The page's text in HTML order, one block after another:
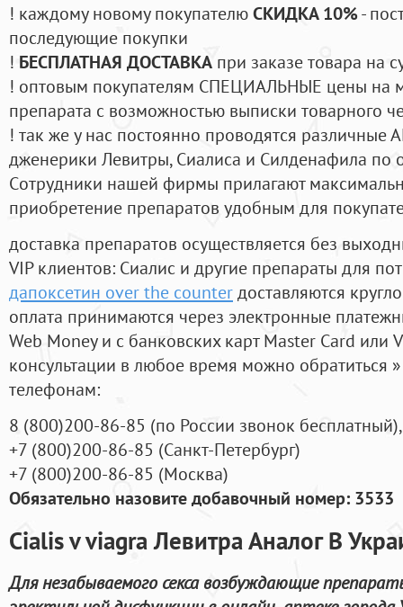
! каждому новому покупателюСКИДКА 10%-
последующие покупки
! БЕСПЛАТНАЯ ДОСТАВКА при заказе товара на
! оптовым покупателям СПЕЦИАЛЬНЫЕ цены на
препарата с возможностью выписки товарного
! так же у нас постоянно проводятся
дженерики Левитры, Сиалиса и Силденафила по
Cотрудники нашей фирмы прилагают
приобретение препаратов удобным для
доставка препаратов осуществляется без
VIP клиентов: Сиалис и другие препараты для
дапоксетин over the counterдоставляются
оплата принимаются через электронные
Web Money и с банковских карт Master Card или
консультации в любое время можно обратиться
телефонам:
8 (800)200-86-85 (по России звонок бесплатный),
+7 (800)200-86-85 (Санкт-Петербург)
+7 (800)200-86-85 (Москва)
Обязательно назовите добавочный номер: 3533
Cialis v viagra Левитра Аналог В
Для незабываемого секса возбуждающие